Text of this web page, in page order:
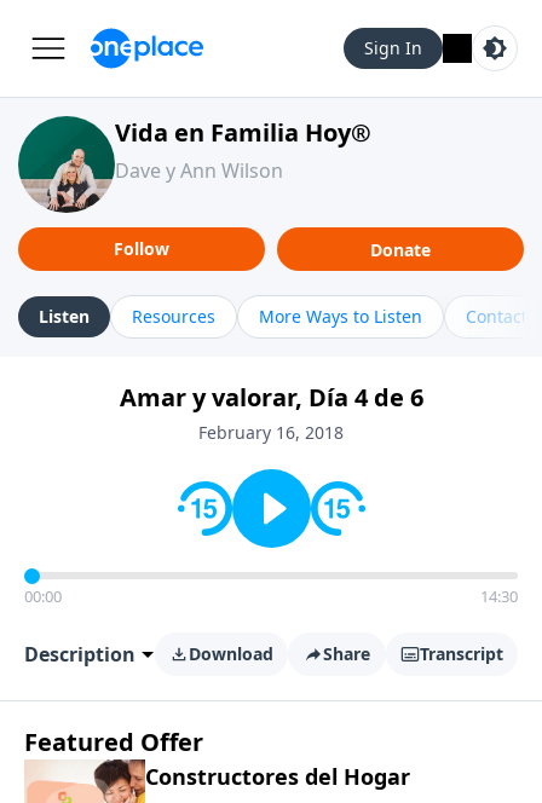
Sign In
Vida en Familia Hoy®
Dave y Ann Wilson
Follow Donate
Listen Resources More Ways to Listen Contact
Amar y valorar, Día 4 de 6
February 16, 2018
00:00 14:30
Description Download Share Transcript
Featured Offer
Constructores del Hogar